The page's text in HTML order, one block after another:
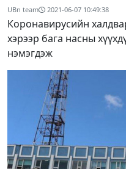
UBn team 2021-06-07 10:49:38
Коронавирусийн
хэрээр бага насны
нэмэгдэж